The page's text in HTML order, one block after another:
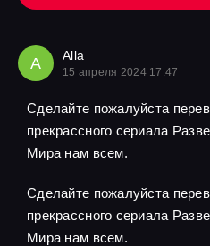
A Alla
15 апреля 2024 17:47
Сделайте пожалуйста
прекрассного сериала
Мира нам всем.
Сделайте пожалуйста
прекрассного сериала
Мира нам всем.